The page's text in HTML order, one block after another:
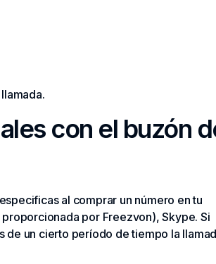
con el buzón
al comprar un número en tu
por Freezvon), Skype. Si
de un cierto período de tiempo la